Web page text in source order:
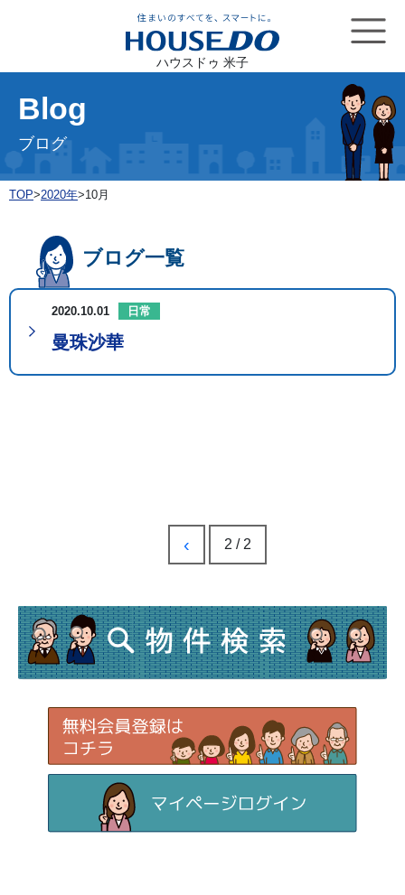
ハウスドゥ 米子
Blog
ブログ
TOP>2020年>10月
ブログ一覧
2020.10.01 日常
曼珠沙華
‹ 2 / 2